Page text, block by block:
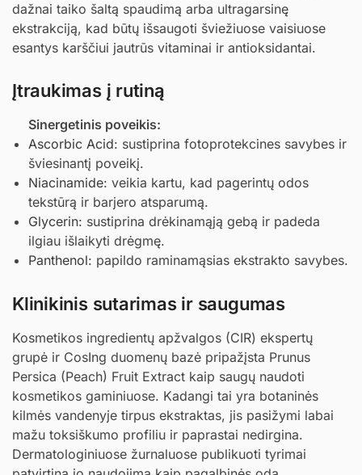
dažnai taiko šaltą spaudimą arba ultragarsinę
ekstrakciją, kad būtų išsaugoti šviežiuose vaisiuose
esantys karščiui jautrūs vitaminai ir antioksidantai.
Įtraukimas į rutiną
Sinergetinis poveikis:
Ascorbic Acid: sustiprina fotoprotekcines savybes ir
šviesinantį poveikį.
Niacinamide: veikia kartu, kad pagerintų odos
tekstūrą ir barjero atsparumą.
Glycerin: sustiprina drėkinamąją gebą ir padeda
ilgiau išlaikyti drėgmę.
Panthenol: papildo raminamąsias ekstrakto savybes.
Klinikinis sutarimas ir saugumas
Kosmetikos ingredientų apžvalgos (CIR) ekspertų
grupė ir CosIng duomenų bazė pripažįsta Prunus
Persica (Peach) Fruit Extract kaip saugų naudoti
kosmetikos gaminiuose. Kadangi tai yra botaninės
kilmės vandenyje tirpus ekstraktas, jis pasižymi labai
mažu toksiškumo profiliu ir paprastai nedirgina.
Dermatologiniuose žurnaluose publikuoti tyrimai